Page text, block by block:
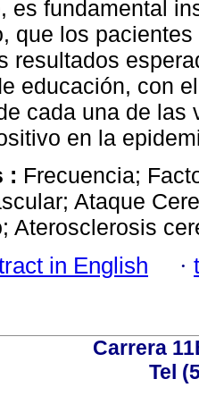
es fundamental
que los
resultados
educación, con
cada una de las
en la
: Frecuencia;
Ataque
Aterosclerosis
in English ·
Carrera
Tel